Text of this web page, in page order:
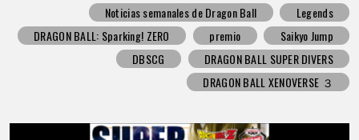
Noticias semanales de Dragon Ball
Legends
DRAGON BALL: Sparking! ZERO
premio
Saikyo Jump
DBSCG
DRAGON BALL SUPER DIVERS
DRAGON BALL XENOVERSE ３